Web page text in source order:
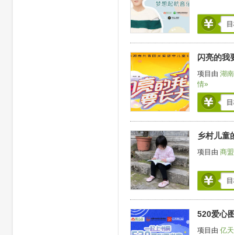
闪亮的我
项目由 湖
情»
乡村儿童
项目由 商
520爱心
项目由 亿